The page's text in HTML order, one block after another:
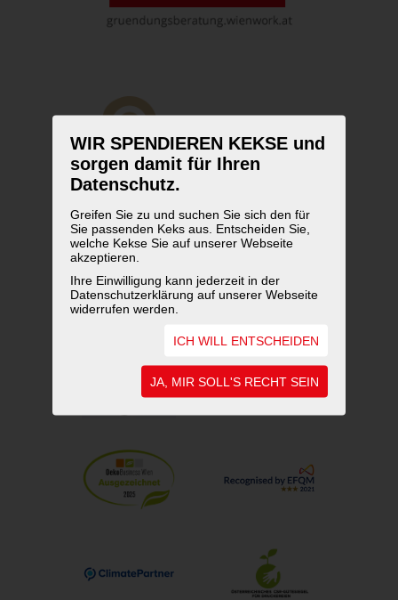
WIR SPENDIEREN KEKSE und
sorgen damit für Ihren
Datenschutz.
Greifen Sie zu und suchen Sie sich den für
Sie passenden Keks aus. Entscheiden Sie,
welche Kekse Sie auf unserer Webseite
akzeptieren.
Ihre Einwilligung kann jederzeit in der
Datenschutzerklärung auf unserer Webseite
widerrufen werden.
ICH WILL ENTSCHEIDEN
JA, MIR SOLL'S RECHT SEIN